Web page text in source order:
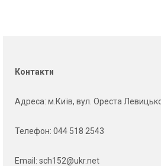
Контакти
Адреса: м.Київ, вул. Ореста
Телефон: 044 518 2543
Email: sch152@ukr.net